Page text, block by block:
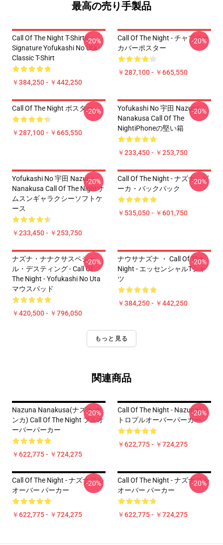
最高の売り手製品
Call Of The Night T-Shirts -
Signature Yofukashi No Uta
Classic T-Shirt
￥384,250 - ￥442,250
-20%
Call Of The Night - チャプター
カバーポスター
￥287,100 - ￥665,550
-20%
Call Of The Night ポスター
￥287,100 - ￥665,550
-20%
Yofukashi No 宇田 Nazuna
Nanakusa Call Of The
NightiPhoneの堅い箱
￥233,450 - ￥253,750
-20%
Yofukashi No 宇田 Nazuna
Nanakusa Call Of The Nightサ
ムスンギャラクシーソフトケ
ース
￥233,450 - ￥253,750
-20%
Call Of The Night - ナズナ・ピ
ーカ・バックパック
￥535,050 - ￥601,750
-20%
ナズナ・ナナクサスペシャ
ル・デスティング - Call Of
The Night - Yofukashi No Uta
マウスパッド
￥420,500 - ￥796,050
-20%
ナウサナズナ ・ Call Of The
Night - エッセンシャルTシャ
ツ
￥384,250 - ￥442,250
-20%
もっと見る
関連商品
Nazuna Nanakusa(ナズナ ナ
ンカ) Call Of The Night プルオ
ーバーパーカー
￥622,775 - ￥724,275
-20%
Call Of The Night - Nazunaレ
トロプルオーバーパーカー
￥622,775 - ￥724,275
-20%
Call Of The Night - ナズナプル
オーバー パーカー
￥622,775 - ￥724,275
-20%
Call Of The Night - ナズナプル
オーバー パーカー
￥622,775 - ￥724,275
-20%